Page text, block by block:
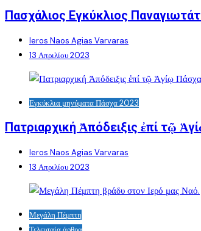
Πασχάλιος Εγκύκλιος
Ieros Naos Agias Varvaras
13 Απριλίου 2023
Εγκύκλια μηνύματα Πάσχα 2023
Πατριαρχική Ἀπόδειξις ἐπί τῷ
Ieros Naos Agias Varvaras
13 Απριλίου 2023
Μεγάλη Πέμπτη